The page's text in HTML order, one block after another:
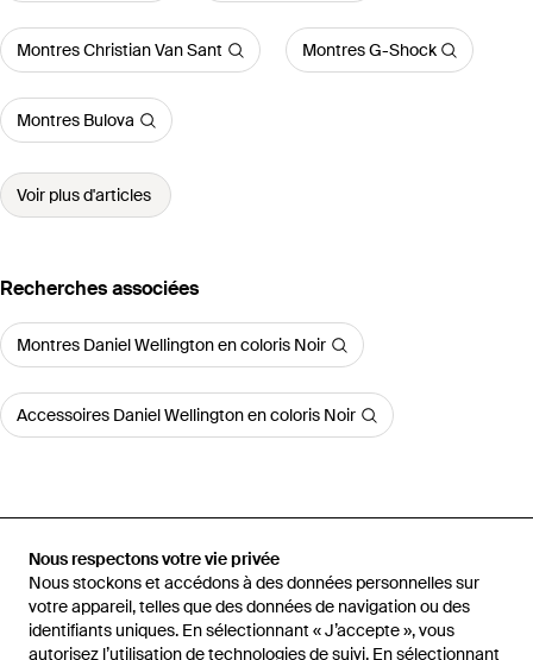
Nous respectons votre vie privée
Nous stockons et accédons à des données personnelles sur
votre appareil, telles que des données de navigation ou des
identifiants uniques. En sélectionnant « J’accepte », vous
autorisez l’utilisation de technologies de suivi. En sélectionnant
Montres Christian Van Sant Montres G-Shock
Montres Bulova
Voir plus d'articles
Recherches associées
Montres Daniel Wellington en coloris Noir
Accessoires Daniel Wellington en coloris Noir
Accueil Montres femme Montres Daniel Wellington
Pressed Studio Lumine 28 Mm